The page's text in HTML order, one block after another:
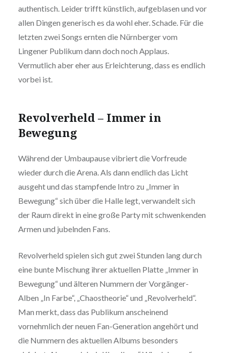
authentisch. Leider trifft künstlich, aufgeblasen und vor
allen Dingen generisch es da wohl eher. Schade. Für die
letzten zwei Songs ernten die Nürnberger vom
Lingener Publikum dann doch noch Applaus.
Vermutlich aber eher aus Erleichterung, dass es endlich
vorbei ist.
Revolverheld – Immer in
Bewegung
Während der Umbaupause vibriert die Vorfreude
wieder durch die Arena. Als dann endlich das Licht
ausgeht und das stampfende Intro zu „Immer in
Bewegung“ sich über die Halle legt, verwandelt sich
der Raum direkt in eine große Party mit schwenkenden
Armen und jubelnden Fans.
Revolverheld spielen sich gut zwei Stunden lang durch
eine bunte Mischung ihrer aktuellen Platte „Immer in
Bewegung“ und älteren Nummern der Vorgänger-
Alben „In Farbe“, „Chaostheorie“ und „Revolverheld“.
Man merkt, dass das Publikum anscheinend
vornehmlich der neuen Fan-Generation angehört und
die Nummern des aktuellen Albums besonders